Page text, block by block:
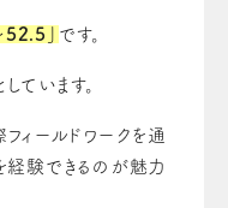
」 です。
ています。
ィールドワークを通
験できるのが魅力